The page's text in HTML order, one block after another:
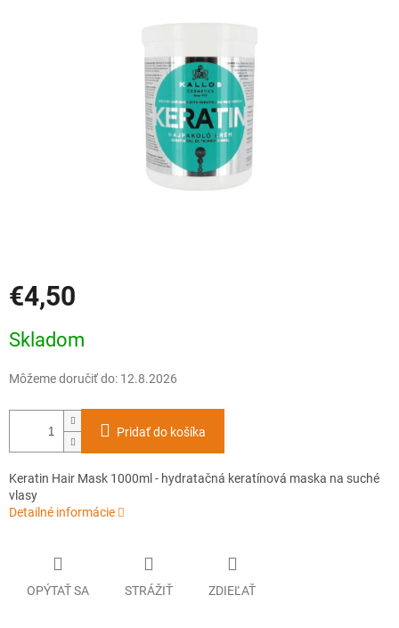
€4,50
cena:
Skladom
Môžeme doručiť do: 12.8.2026
Pridať do košíka
Keratin Hair Mask 1000ml - hydratačná keratínová maska na suché
vlasy
Detailné informácie
OPÝTAŤ SA STRÁŽIŤ ZDIEĽAŤ